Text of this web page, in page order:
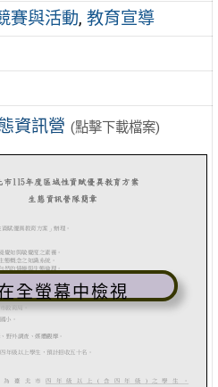
賽與活動,教育宣導
資訊營 (點擊下載檔案)
全螢幕中檢視